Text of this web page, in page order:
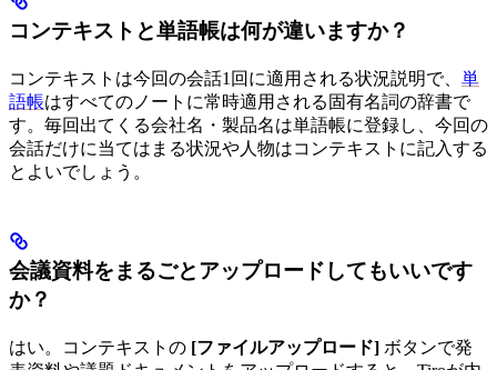
コンテキストと単語帳は何が違いますか？
コンテキストは今回の会話1回に適用される状況説明で、 単
語帳はすべてのノートに常時適用される固有名詞の辞書で
す。毎回出てくる会社名・製品名は単語帳に登録し、今回の
会話だけに当てはまる状況や人物はコンテキストに記入する
とよいでしょう。
会議資料をまるごとアップロードしてもいいです
か？
はい。コンテキストの [ファイルアップロード] ボタンで発